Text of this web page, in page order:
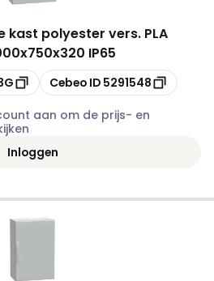
kast polyester vers. PLA
IP65
Kopiëren
Cebeo ID 5291548
aan om de prijs- en
Inloggen